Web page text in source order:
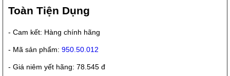
Toàn Tiện Dụng
- Cam kết: Hàng chính hãng
- Mã sản phẩm: 950.50.012
- Giá niêm yết hãng: 78.545 đ